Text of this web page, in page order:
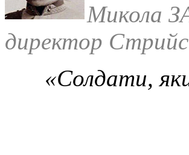
Микола
директор
«Солдати,